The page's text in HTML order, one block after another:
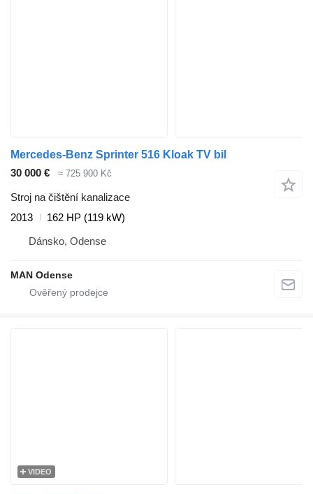
Mercedes-Benz Sprinter 516 Kloak TV bil
30 000 €
≈ 725 900 Kč
Stroj na čištění kanalizace
2013
162 HP (119 kW)
Dánsko, Odense
MAN Odense
VIDEO